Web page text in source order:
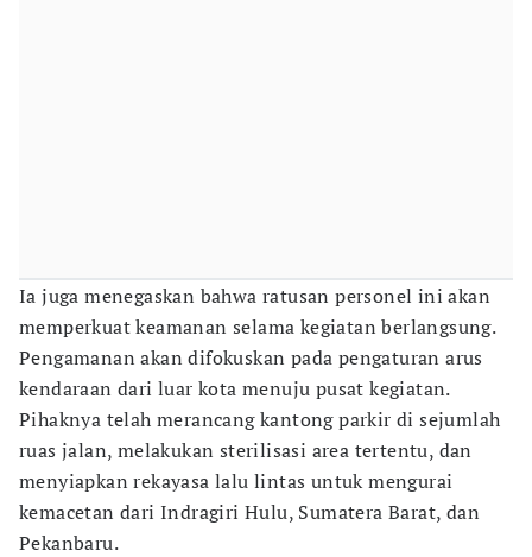
Ia juga menegaskan bahwa ratusan personel ini akan
memperkuat keamanan selama kegiatan berlangsung.
Pengamanan akan difokuskan pada pengaturan arus
kendaraan dari luar kota menuju pusat kegiatan.
Pihaknya telah merancang kantong parkir di sejumlah
ruas jalan, melakukan sterilisasi area tertentu, dan
menyiapkan rekayasa lalu lintas untuk mengurai
kemacetan dari Indragiri Hulu, Sumatera Barat, dan
Pekanbaru.